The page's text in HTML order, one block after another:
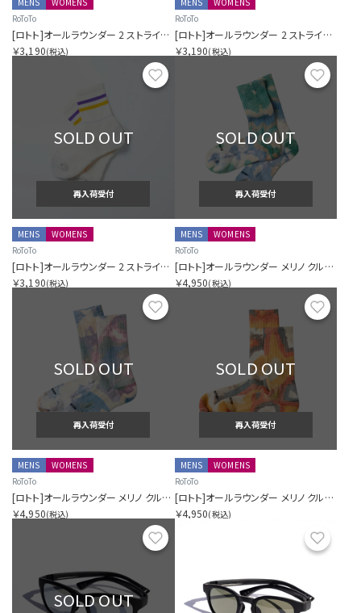
RoToTo
[ロトト]オールラウンダー 2 ストライプ メリノ クルー
￥3,190(税込)
RoToTo
[ロトト]オールラウンダー 2 ストライプ メリノ クルー
￥3,190(税込)
お気に入り
SOLD OUT
再入荷受付
MENS
WOMENS
RoToTo
[ロトト]オールラウンダー 2 ストライプ メリノ クルー
￥3,190(税込)
SOLD OUT
再入荷受付
MENS
WOMENS
RoToTo
[ロトト]オールラウンダー メリノ クルー タイダイ
￥4,950(税込)
お気に入り
SOLD OUT
再入荷受付
MENS
WOMENS
RoToTo
[ロトト]オールラウンダー メリノ クルー タイダイ
￥4,950(税込)
SOLD OUT
再入荷受付
MENS
WOMENS
RoToTo
[ロトト]オールラウンダー メリノ クルー タイダイ
￥4,950(税込)
お気に入り
SOLD OUT